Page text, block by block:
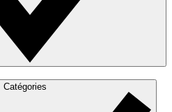
Catégories